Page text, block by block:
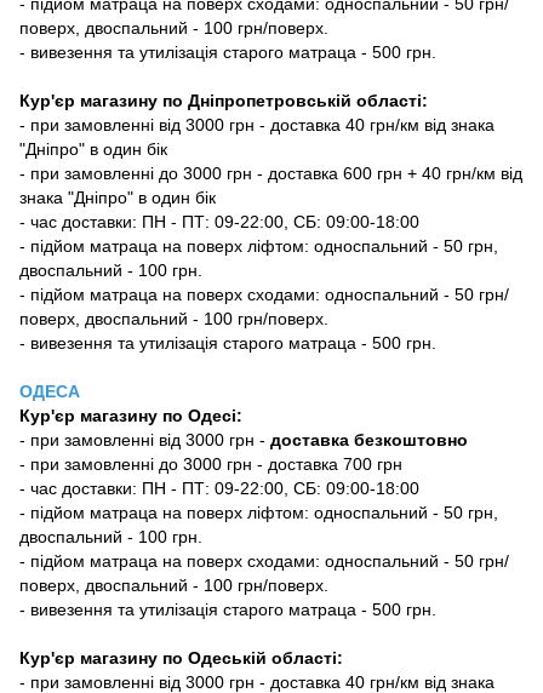
поверх, двоспальний - 100 грн/поверх.
- вивезення та утилізація старого матраца - 500 грн.
Кур'єр магазину по Дніпропетровській області:
- при замовленні від 3000 грн - доставка 40 грн/км від знака
"Дніпро" в один бік
- при замовленні до 3000 грн - доставка 600 грн + 40 грн/км від
знака "Дніпро" в один бік
- час доставки: ПН - ПТ: 09-22:00, СБ: 09:00-18:00
- підйом матраца на поверх ліфтом: односпальний - 50 грн,
двоспальний - 100 грн.
- підйом матраца на поверх сходами: односпальний - 50 грн/
поверх, двоспальний - 100 грн/поверх.
- вивезення та утилізація старого матраца - 500 грн.
ОДЕСА
Кур'єр магазину по Одесі:
- при замовленні від 3000 грн - доставка безкоштовно
- при замовленні до 3000 грн - доставка 700 грн
- час доставки: ПН - ПТ: 09-22:00, СБ: 09:00-18:00
- підйом матраца на поверх ліфтом: односпальний - 50 грн,
двоспальний - 100 грн.
- підйом матраца на поверх сходами: односпальний - 50 грн/
поверх, двоспальний - 100 грн/поверх.
- вивезення та утилізація старого матраца - 500 грн.
Кур'єр магазину по Одеській області:
- при замовленні від 3000 грн - доставка 40 грн/км від знака